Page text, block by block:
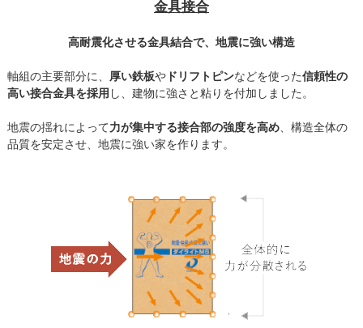
金具接合
高耐震化させる金具結合で、地震に強い構造
軸組の主要部分に、 厚い鉄板やドリフトピンなどを使った信頼性の
高い接合金具を採用 し、建物に強さと粘りを付加しました。
地震の揺れによって力が集中する接合部の強度を高め、構造全体の
品質を安定させ、地震に強い家を作ります。